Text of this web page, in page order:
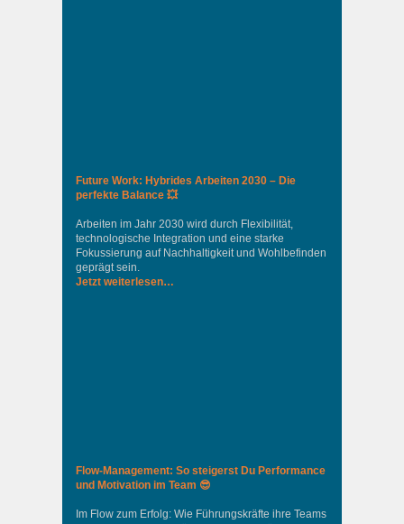
Future Work: Hybrides Arbeiten 2030 – Die
perfekte Balance 💥
Arbeiten im Jahr 2030 wird durch Flexibilität,
technologische Integration und eine starke
Fokussierung auf Nachhaltigkeit und Wohlbefinden
geprägt sein.
Jetzt weiterlesen…
Flow-Management: So steigerst Du Performance
und Motivation im Team 😎
Im Flow zum Erfolg: Wie Führungskräfte ihre Teams